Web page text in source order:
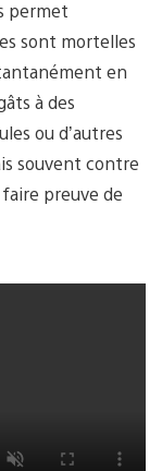
permet
sont mortelles
en
à des
ou d’autres
souvent contre
preuve de